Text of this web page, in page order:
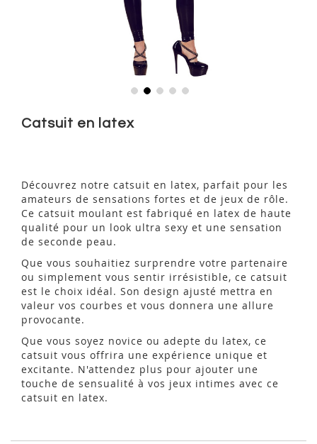
images
gallery
Catsuit en latex
Découvrez notre catsuit en latex, parfait pour les
amateurs de sensations fortes et de jeux de rôle.
Ce catsuit moulant est fabriqué en latex de haute
qualité pour un look ultra sexy et une sensation
de seconde peau.
Que vous souhaitiez surprendre votre partenaire
ou simplement vous sentir irrésistible, ce catsuit
est le choix idéal. Son design ajusté mettra en
valeur vos courbes et vous donnera une allure
provocante.
Que vous soyez novice ou adepte du latex, ce
catsuit vous offrira une expérience unique et
excitante. N'attendez plus pour ajouter une
touche de sensualité à vos jeux intimes avec ce
catsuit en latex.